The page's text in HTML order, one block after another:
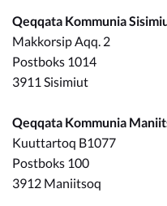
Qeqqata Kommunia
Makkorsip Aqq. 2
Postboks 1014
3911 Sisimiut
Qeqqata Kommunia
Kuuttartoq B1077
Postboks 100
3912 Maniitsoq